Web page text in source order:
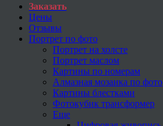
Заказать
Цены
Отзывы
Портрет по фото
Портрет на холсте
Портрет маслом
Картины по номерам
Алмазная мозаика по фото
Картины блестками
Фотокубик трансформер
Еще